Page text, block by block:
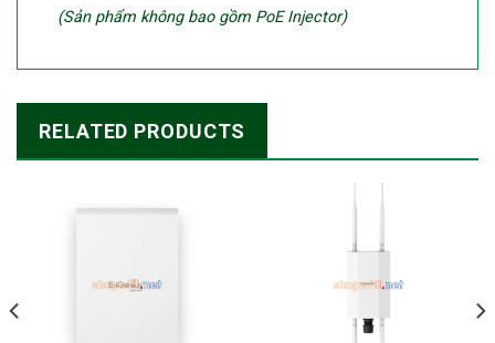
(Sản phẩm không bao gồm PoE Injector)
RELATED PRODUCTS